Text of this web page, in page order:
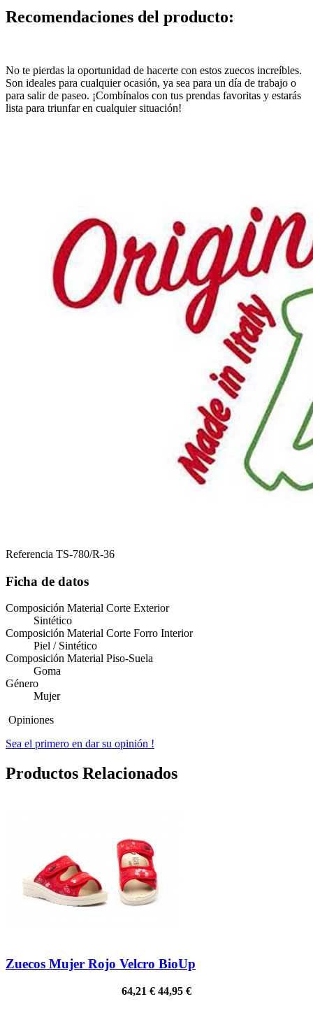
Recomendaciones del producto:
No te pierdas la oportunidad de hacerte con estos zuecos increíbles.
Son ideales para cualquier ocasión, ya sea para un día de trabajo o
para salir de paseo. ¡Combínalos con tus prendas favoritas y estarás
lista para triunfar en cualquier situación!
Referencia TS-780/R-36
Ficha de datos
Composición Material Corte Exterior
Sintético
Composición Material Corte Forro Interior
Piel / Sintético
Composición Material Piso-Suela
Goma
Género
Mujer
Opiniones
Sea el primero en dar su opinión !
Productos Relacionados
Zuecos Mujer Rojo Velcro BioUp
64,21 € 44,95 €